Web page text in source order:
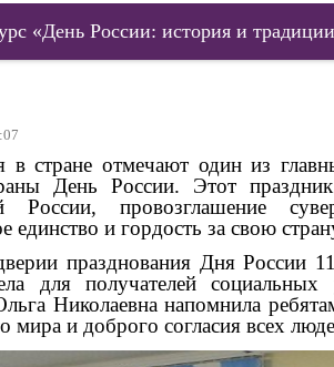
«День России: история и
отмечают один из
День России. Этот
России, провозглашение
единство и гордость за свою
празднования Дня России 11
для получателей социальных
Николаевна напомнила
мира и доброго согласия всех